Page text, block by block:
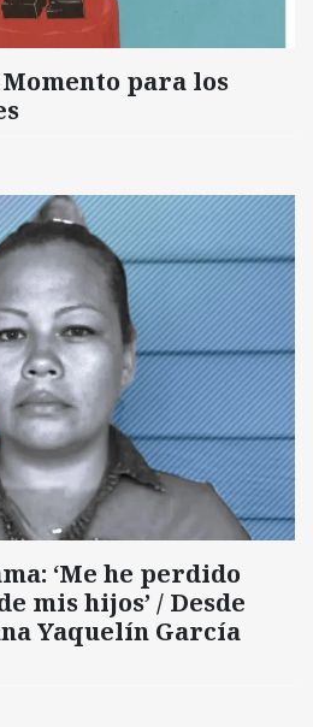
para los
‘Me he perdido
mis hijos’ / Desde
Yaquelín García